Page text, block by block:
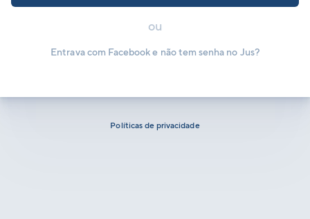
ou
Entrava com Facebook e não tem senha no Jus?
Políticas de privacidade